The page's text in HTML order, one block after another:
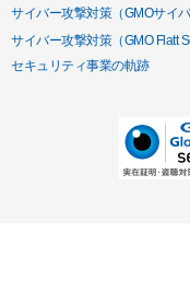
サイバー攻撃対策（GMOサイ
サイバー攻撃対策（GMO Flatt
セキュリティ事業の軌跡